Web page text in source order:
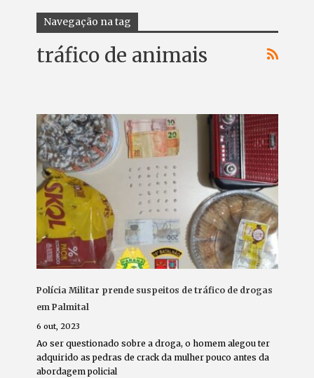
Navegação na tag
tráfico de animais
Polícia Militar prende suspeitos de tráfico de drogas
em Palmital
6 out, 2023
Ao ser questionado sobre a droga, o homem alegou ter
adquirido as pedras de crack da mulher pouco antes da
abordagem policial